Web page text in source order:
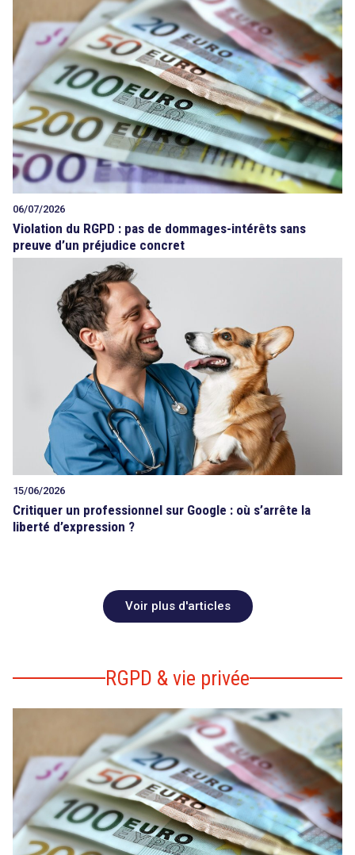
06/07/2026
Violation du RGPD : pas de dommages-intérêts sans
preuve d’un préjudice concret
15/06/2026
Critiquer un professionnel sur Google : où s’arrête la
liberté d’expression ?
Voir plus d'articles
RGPD & vie privée